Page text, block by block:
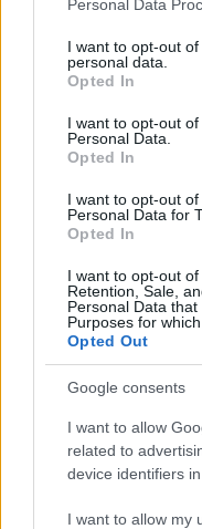
not limited to your visit
grant or deny consent
use your data for
consent section.
Personal Data
I want to opt-out
personal data.
Opted In
I want to opt-out
Personal Data.
Opted In
I want to opt-out
Personal Data for
Opted In
I want to opt-out of
Retention, Sale,
Personal Data
Purposes for
Opted Out
Google consents
I want to allow
related to
device identifiers in
I want to allow my
FISCO
Responsabilidad